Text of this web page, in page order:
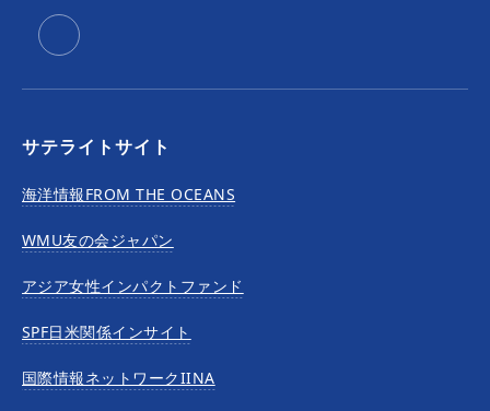
サテライトサイト
海洋情報FROM THE OCEANS
WMU友の会ジャパン
アジア女性インパクトファンド
SPF日米関係インサイト
国際情報ネットワークIINA